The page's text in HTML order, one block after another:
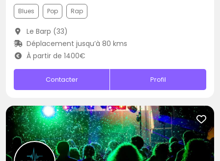
Blues Pop Rap
Le Barp (33)
Déplacement jusqu’à 80 kms
À partir de 1400€
Contacter Profil